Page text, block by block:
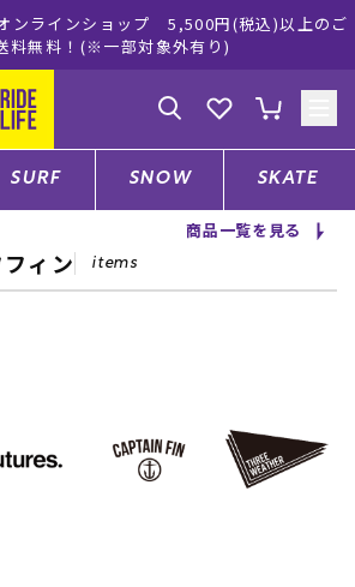
ンラインショップ 5,500円(税込)以上のご
料無料！(※一部対象外有り)
会員登録
店舗一覧
TOP
SURF SNOW SKATE
商品一覧を見る
ィン items